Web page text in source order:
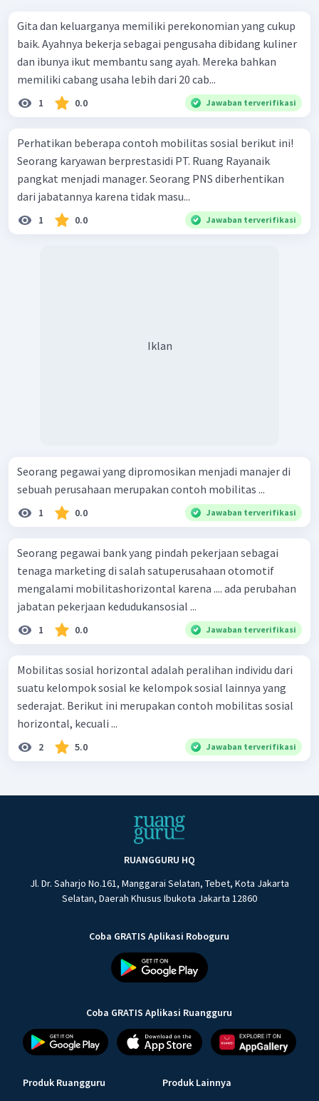
Gita dan keluarganya memiliki perekonomian yang cukup
baik. Ayahnya bekerja sebagai pengusaha dibidang kuliner
dan ibunya ikut membantu sang ayah. Mereka bahkan
memiliki cabang usaha lebih dari 20 cab...
1 0.0 Jawaban terverifikasi
Perhatikan beberapa contoh mobilitas sosial berikut ini!
Seorang karyawan berprestasidi PT. Ruang Rayanaik
pangkat menjadi manager. Seorang PNS diberhentikan
dari jabatannya karena tidak masu...
1 0.0 Jawaban terverifikasi
Iklan
Seorang pegawai yang dipromosikan menjadi manajer di
sebuah perusahaan merupakan contoh mobilitas ...
1 0.0 Jawaban terverifikasi
Seorang pegawai bank yang pindah pekerjaan sebagai
tenaga marketing di salah satuperusahaan otomotif
mengalami mobilitashorizontal karena .... ada perubahan
jabatan pekerjaan kedudukansosial ...
1 0.0 Jawaban terverifikasi
Mobilitas sosial horizontal adalah peralihan individu dari
suatu kelompok sosial ke kelompok sosial lainnya yang
sederajat. Berikut ini merupakan contoh mobilitas sosial
horizontal, kecuali ...
2 5.0 Jawaban terverifikasi
RUANGGURU HQ
Jl. Dr. Saharjo No.161, Manggarai Selatan, Tebet, Kota Jakarta
Selatan, Daerah Khusus Ibukota Jakarta 12860
Coba GRATIS Aplikasi Roboguru
Coba GRATIS Aplikasi Ruangguru
Produk Ruangguru Produk Lainnya